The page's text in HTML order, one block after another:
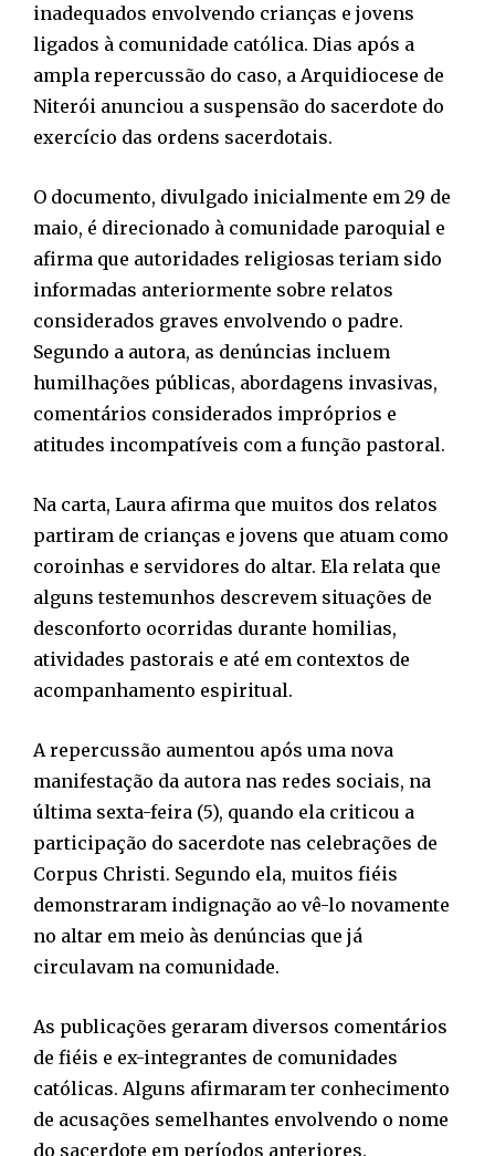
inadequados envolvendo crianças e jovens
ligados à comunidade católica. Dias após a
ampla repercussão do caso, a Arquidiocese de
Niterói anunciou a suspensão do sacerdote do
exercício das ordens sacerdotais.
O documento, divulgado inicialmente em 29 de
maio, é direcionado à comunidade paroquial e
afirma que autoridades religiosas teriam sido
informadas anteriormente sobre relatos
considerados graves envolvendo o padre.
Segundo a autora, as denúncias incluem
humilhações públicas, abordagens invasivas,
comentários considerados impróprios e
atitudes incompatíveis com a função pastoral.
Na carta, Laura afirma que muitos dos relatos
partiram de crianças e jovens que atuam como
coroinhas e servidores do altar. Ela relata que
alguns testemunhos descrevem situações de
desconforto ocorridas durante homilias,
atividades pastorais e até em contextos de
acompanhamento espiritual.
A repercussão aumentou após uma nova
manifestação da autora nas redes sociais, na
última sexta-feira (5), quando ela criticou a
participação do sacerdote nas celebrações de
Corpus Christi. Segundo ela, muitos fiéis
demonstraram indignação ao vê-lo novamente
no altar em meio às denúncias que já
circulavam na comunidade.
As publicações geraram diversos comentários
de fiéis e ex-integrantes de comunidades
católicas. Alguns afirmaram ter conhecimento
de acusações semelhantes envolvendo o nome
do sacerdote em períodos anteriores.